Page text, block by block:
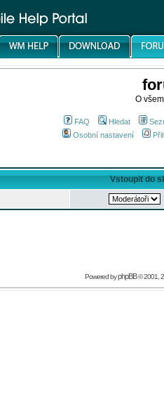
O
FAQ Hledat
Osobní nastavení
Vstoupit do
Powered byphpBB© 2001,